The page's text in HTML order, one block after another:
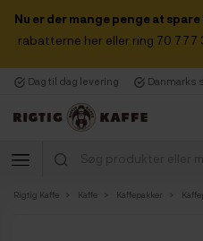
Nu er der mange penge at
rabatterne her eller ring 70 777
Dag til dag levering Danmarks
Rigtig Kaffe Kaffe Kaffepakker